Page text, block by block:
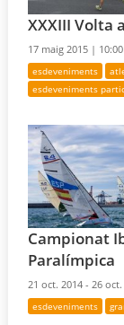
XXXIII Volta
17 maig 2015 |
esdeveniments
esdeveniments
Campionat
Paralímpica
21 oct. 2014 - 26
esdeveniments